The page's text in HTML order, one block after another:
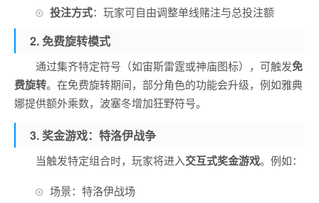
投注方式：玩家可自由调整单线赌注与总投注额
2. 免费旋转模式
通过集齐特定符号（如宙斯雷霆或神庙图标），可触发免
费旋转。在免费旋转期间，部分角色的功能会升级，例如雅典
娜提供额外乘数，波塞冬增加狂野符号。
3. 奖金游戏：特洛伊战争
当触发特定组合时，玩家将进入交互式奖金游戏。例如：
场景：特洛伊战场